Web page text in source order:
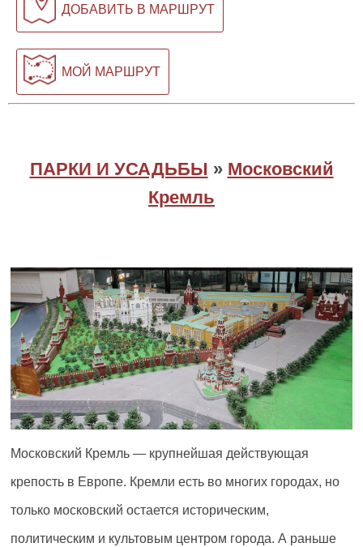
ДОБАВИТЬ В МАРШРУТ
МОЙ МАРШРУТ
ПАРКИ И УСАДЬБЫ » Московский
Кремль
Московский Кремль — крупнейшая действующая
крепость в Европе. Кремли есть во многих городах, но
только московский остается историческим,
политическим и культовым центром города. А раньше